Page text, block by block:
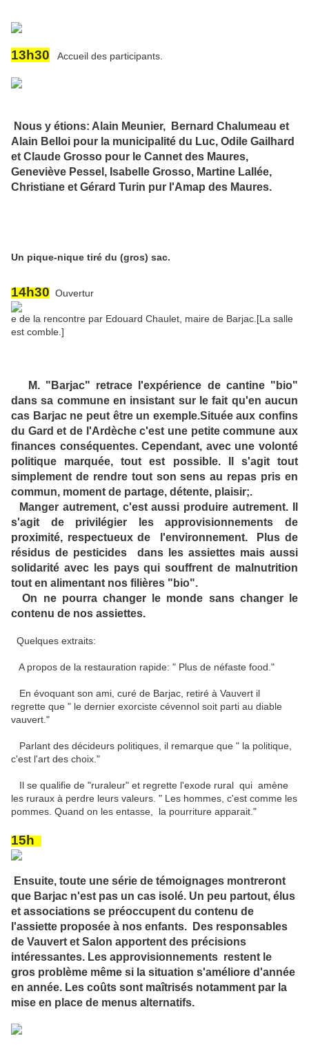
13h30 Accueil des participants.
Nous y étions: Alain Meunier, Bernard Chalumeau et
Alain Belloi pour la municipalité du Luc, Odile Gailhard
et Claude Grosso pour le Cannet des Maures,
Geneviève Pessel, Isabelle Grosso, Martine Lallée,
Christiane et Gérard Turin pur l'Amap des Maures.
Un pique-nique tiré du (gros) sac.
14h30 Ouvertur
e de la rencontre par Edouard Chaulet, maire de Barjac. [La salle
est comble.]
M. "Barjac" retrace l'expérience de cantine "bio"
dans sa commune en insistant sur le fait qu'en aucun
cas Barjac ne peut être un exemple.Située aux confins
du Gard et de l'Ardèche c'est une petite commune aux
finances conséquentes. Cependant, avec une volonté
politique marquée, tout est possible. Il s'agit tout
simplement de rendre tout son sens au repas pris en
commun, moment de partage, détente, plaisir;.
Manger autrement, c'est aussi produire autrement. Il
s'agit de privilégier les approvisionnements de
proximité, respectueux de l'environnement. Plus de
résidus de pesticides dans les assiettes mais aussi
solidarité avec les pays qui souffrent de malnutrition
tout en alimentant nos filières "bio".
On ne pourra changer le monde sans changer le
contenu de nos assiettes.
Quelques extraits:
A propos de la restauration rapide: " Plus de néfaste food."
En évoquant son ami, curé de Barjac, retiré à Vauvert il
regrette que " le dernier exorciste cévennol soit parti au diable
vauvert."
Parlant des décideurs politiques, il remarque que " la politique,
c'est l'art des choix."
Il se qualifie de "ruraleur" et regrette l'exode rural qui amène
les ruraux à perdre leurs valeurs. " Les hommes, c'est comme les
pommes. Quand on les entasse, la pourriture apparait."
15h
Ensuite, toute une série de témoignages montreront
que Barjac n'est pas un cas isolé. Un peu partout, élus
et associations se préoccupent du contenu de
l'assiette proposée à nos enfants. Des responsables
de Vauvert et Salon apportent des précisions
intéressantes. Les approvisionnements restent le
gros problème même si la situation s'améliore d'année
en année. Les coûts sont maîtrisés notamment par la
mise en place de menus alternatifs.